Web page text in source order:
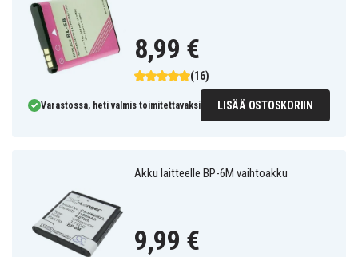
(16)
8,99 €
Varastossa, heti valmis toimitettavaksi LISÄÄ OSTOSKORIIN
Akku laitteelle BP-6M vaihtoakku
9,99 €